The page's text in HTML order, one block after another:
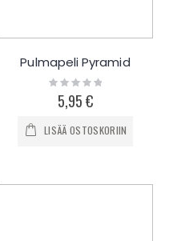
Pulmapeli Pyramid
Rating:
0%5,95 €
LISÄÄ OSTOSKORIIN